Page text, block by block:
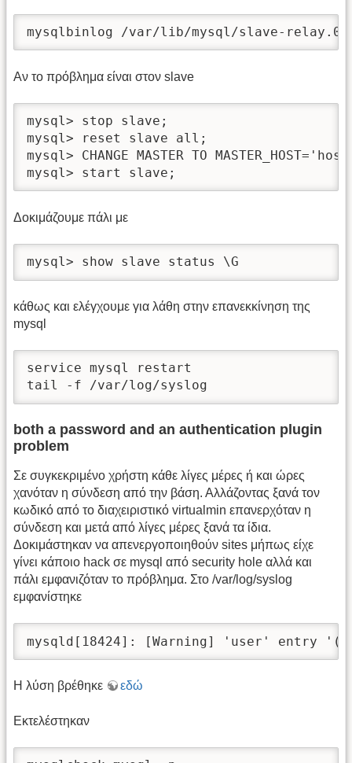
mysqlbinlog /var/lib/mysql/slave-
Αν το πρόβλημα είναι στον slave
mysql> stop slave;
mysql> reset slave all;
mysql> CHANGE MASTER TO
mysql> start slave;
Δοκιμάζουμε πάλι με
mysql> show slave status \G
κάθως και ελέγχουμε για λάθη στην επανεκκίνηση της
mysql
service mysql restart
tail -f /var/log/syslog
both a password and an authentication plugin
problem
Σε συγκεκριμένο χρήστη κάθε λίγες μέρες ή και ώρες
χανόταν η σύνδεση από την βάση. Αλλάζοντας ξανά τον
κωδικό από το διαχειριστικό virtualmin επανερχόταν η
σύνδεση και μετά από λίγες μέρες ξανά τα ίδια.
Δοκιμάστηκαν να απενεργοποιηθούν sites μήπως είχε
γίνει κάποιο hack σε mysql από security hole αλλά και
πάλι εμφανιζόταν το πρόβλημα. Στο /var/log/syslog
εμφανίστηκε
mysqld[18424]: [Warning] 'user' entry
Η λύση βρέθηκε εδώ
Εκτελέστηκαν